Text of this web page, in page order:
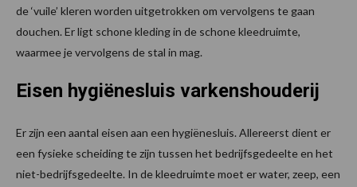
de ‘vuile’ kleren worden uitgetrokken om vervolgens te gaan
douchen. Er ligt schone kleding in de schone kleedruimte,
waarmee je vervolgens de stal in mag.
Eisen hygiënesluis varkenshouderij
Er zijn een aantal eisen aan een hygiënesluis. Allereerst dient er
een fysieke scheiding te zijn tussen het bedrijfsgedeelte en het
niet-bedrijfsgedeelte. In de kleedruimte moet er water, zeep, een